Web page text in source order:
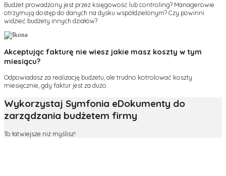
Budżet prowadzony jest przez księgowość lub controling? Managerowie
otrzymują dostęp do danych na dysku współdzielonym? Czy powinni
widzieć budżety innych działów?
Akceptując fakturę nie wiesz jakie masz koszty w tym
miesiącu?
Odpowiadasz za realizację budżetu, ale trudno kotrolować koszty
miesięcznie, gdy faktur jest za dużo.
Wykorzystaj Symfonia eDokumenty do
zarządzania budżetem firmy
To łatwiejsze niż myślisz!